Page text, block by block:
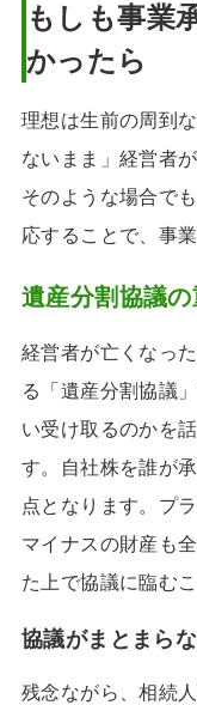
もしも事業
かったら
理想は生前の周到
ないまま」経営者
そのような場合で
応することで、事
遺産分割協議
経営者が亡くなっ
る「遺産分割協議
い受け取るのかを
す。自社株を誰が
点となります。プ
マイナスの財産も
た上で協議に臨む
協議がまとまら
残念ながら、相続